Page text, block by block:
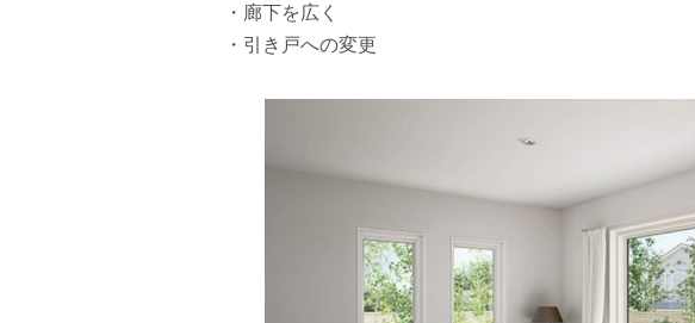
・廊下を広く
・引き戸への変更